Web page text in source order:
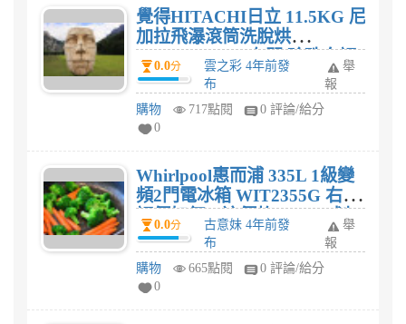
覺得HITACHI日立 11.5KG 尼
加拉飛瀑滾筒洗脫烘
BDSX115CJR 右開 珍珠白評
價如何? 好用嗎?
0.0分
雲之彩 4年前發
布
舉
報
購物
717點閱
0 評論/給分
0
Whirlpool惠而浦 335L 1級變
頻2門電冰箱 WIT2355G 右開
評價如何，這價格$18,888划
算嗎?
0.0分
古意妹 4年前發
布
舉
報
購物
665點閱
0 評論/給分
0